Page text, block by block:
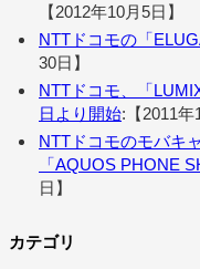
【2012年10月5日】
NTTドコモの「
30日】
NTTドコモ、「
日より開始:【2011年
NTTドコモのモバキ
「AQUOS PHONE
日】
カテゴリ